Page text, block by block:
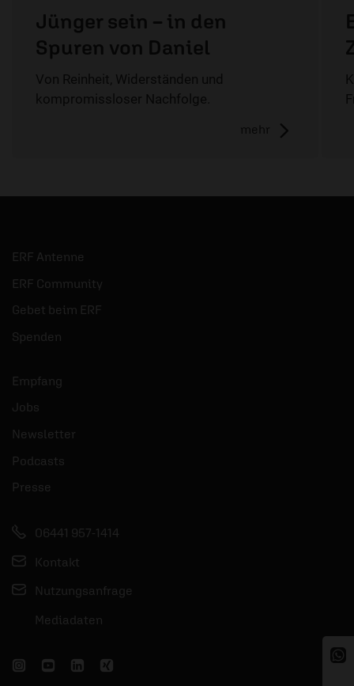
Jünger sein – in den
Spuren von Daniel
Von Reinheit, Widerständen und
kompromissloser Nachfolge.
mehr
ERF Antenne
ERF Community
Gebet beim ERF
Spenden
Empfang
Jobs
Newsletter
Podcasts
Presse
06441 957-1414
Kontakt
Nutzungsanfrage
Mediadaten